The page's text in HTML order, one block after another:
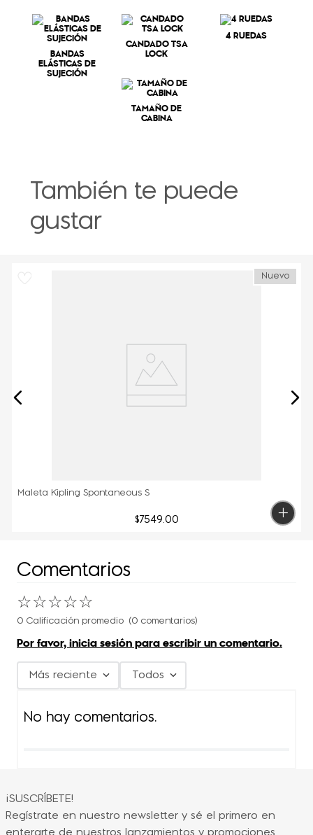
BANDAS
ELÁSTICAS DE
SUJECIÓN
CANDADO TSA
LOCK
4 RUEDAS
TAMAÑO DE
CABINA
También te puede
gustar
Nuevo
Maleta Kipling Spontaneous S
$7549.00
Comentarios
☆☆☆☆☆
0 Calificación promedio (0 comentarios)
Por favor, inicia sesión para escribir un comentario.
Más reciente Todos
No hay comentarios.
¡SUSCRÍBETE!
Regístrate en nuestro newsletter y sé el primero en